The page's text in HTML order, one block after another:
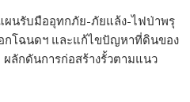
ผนรับมืออุทกภัย-ภัยแล้ง-ไฟป่าพรุ
กโฉนดฯ และแก้ไขปัญหาที่ดินของ
ลักดันการก่อสร้างรั้วตามแนว